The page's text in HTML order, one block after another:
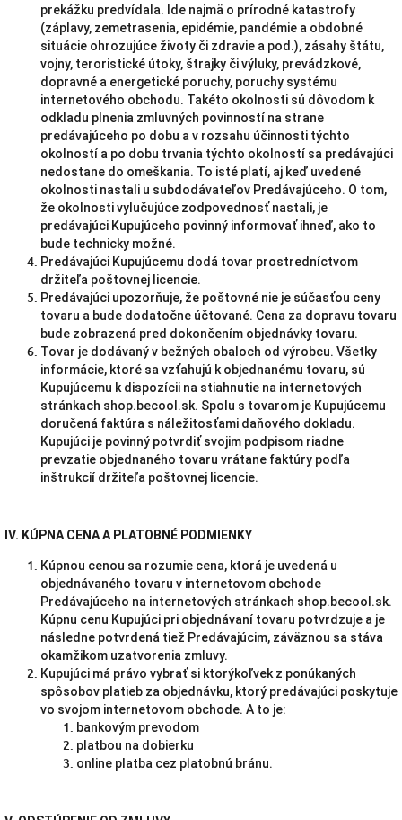
prekážku predvídala. Ide najmä o prírodné katastrofy
(záplavy, zemetrasenia, epidémie, pandémie a obdobné
situácie ohrozujúce životy či zdravie a pod.), zásahy štátu,
vojny, teroristické útoky, štrajky či výluky, prevádzkové,
dopravné a energetické poruchy, poruchy systému
internetového obchodu. Takéto okolnosti sú dôvodom k
odkladu plnenia zmluvných povinností na strane
predávajúceho po dobu a v rozsahu účinnosti týchto
okolností a po dobu trvania týchto okolností sa predávajúci
nedostane do omeškania. To isté platí, aj keď uvedené
okolnosti nastali u subdodávateľov Predávajúceho. O tom,
že okolnosti vylučujúce zodpovednosť nastali, je
predávajúci Kupujúceho povinný informovať ihneď, ako to
bude technicky možné.
Predávajúci Kupujúcemu dodá tovar prostredníctvom
držiteľa poštovnej licencie.
Predávajúci upozorňuje, že poštovné nie je súčasťou ceny
tovaru a bude dodatočne účtované. Cena za dopravu tovaru
bude zobrazená pred dokončením objednávky tovaru.
Tovar je dodávaný v bežných obaloch od výrobcu. Všetky
informácie, ktoré sa vzťahujú k objednanému tovaru, sú
Kupujúcemu k dispozícii na stiahnutie na internetových
stránkach shop.becool.sk. Spolu s tovarom je Kupujúcemu
doručená faktúra s náležitosťami daňového dokladu.
Kupujúci je povinný potvrdiť svojim podpisom riadne
prevzatie objednaného tovaru vrátane faktúry podľa
inštrukcií držiteľa poštovnej licencie.
IV. KÚPNA CENA A PLATOBNÉ PODMIENKY
Kúpnou cenou sa rozumie cena, ktorá je uvedená u
objednávaného tovaru v internetovom obchode
Predávajúceho na internetových stránkach shop.becool.sk.
Kúpnu cenu Kupujúci pri objednávaní tovaru potvrdzuje a je
následne potvrdená tiež Predávajúcim, záväznou sa stáva
okamžikom uzatvorenia zmluvy.
Kupujúci má právo vybrať si ktorýkoľvek z ponúkaných
spôsobov platieb za objednávku, ktorý predávajúci poskytuje
vo svojom internetovom obchode. A to je:
bankovým prevodom
platbou na dobierku
online platba cez platobnú bránu.